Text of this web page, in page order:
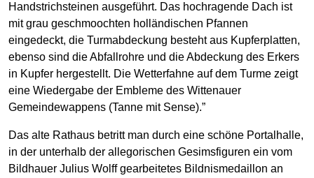
Handstrichsteinen ausgeführt. Das hochragende Dach ist
mit grau geschmoochten holländischen Pfannen
eingedeckt, die Turmabdeckung besteht aus Kupferplatten,
ebenso sind die Abfallrohre und die Abdeckung des Erkers
in Kupfer hergestellt. Die Wetterfahne auf dem Turme zeigt
eine Wiedergabe der Embleme des Wittenauer
Gemeindewappens (Tanne mit Sense).”
Das alte Rathaus betritt man durch eine schöne Portalhalle,
in der unterhalb der allegorischen Gesimsfiguren ein vom
Bildhauer Julius Wolff gearbeitetes Bildnismedaillon an